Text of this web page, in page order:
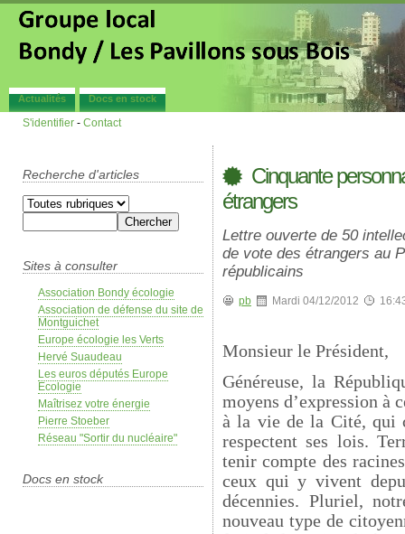
Actualités Docs en stock
S'identifier - Contact
Recherche d'articles
Sites à consulter
Association Bondy écologie
Association de défense du site de
Montguichet
Europe écologie les Verts
Hervé Suaudeau
Les euros députés Europe
Ecologie
Maîtrisez votre énergie
Pierre Stoeber
Réseau "Sortir du nucléaire"
Docs en stock
Cinquante
étrangers
Lettre ouverte de 50
de vote des étrangers au
républicains
pb Mardi 04/12/2012
Monsieur le Président,
Généreuse, la
moyens d’expression à
à la vie de la Cité, qui
respectent ses lois.
tenir compte des
ceux qui y vivent
décennies. Pluriel,
nouveau type de